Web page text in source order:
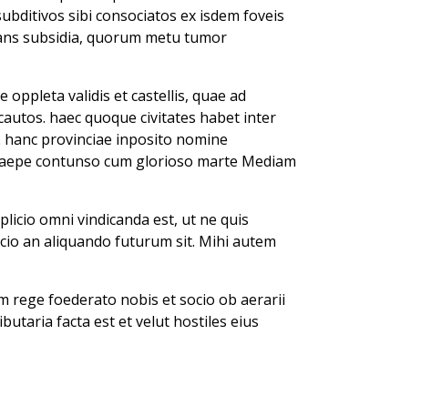
sibi consociatos ex isdem foveis
subsidia, quorum metu tumor
validis et castellis, quae ad
haec quoque civitates habet inter
provinciae inposito nomine
contunso cum glorioso marte Mediam
omni vindicanda est, ut ne quis
an aliquando futurum sit. Mihi autem
rege foederato nobis et socio ob aerarii
facta est et velut hostiles eius